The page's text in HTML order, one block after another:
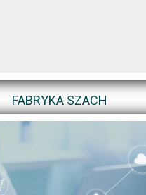
FABRYKA SZACH